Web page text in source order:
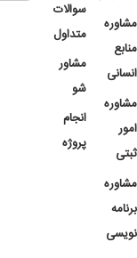
مشاوره
منابع
انسانی
مشاوره
امور
ثبتی
مشاوره
برنامه
نویسی
سوالات
متداول
مشاور
شو
انجام
پروژه